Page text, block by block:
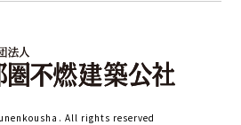
All rights reserved